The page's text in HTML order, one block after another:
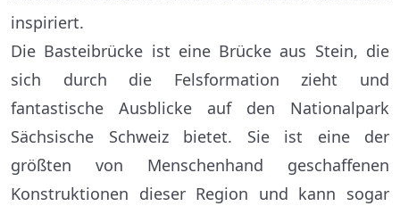
inspiriert.
Die Basteibrücke ist eine Brücke aus Stein, die
sich durch die Felsformation zieht und
fantastische Ausblicke auf den Nationalpark
Sächsische Schweiz bietet. Sie ist eine der
größten von Menschenhand geschaffenen
Konstruktionen dieser Region und kann sogar